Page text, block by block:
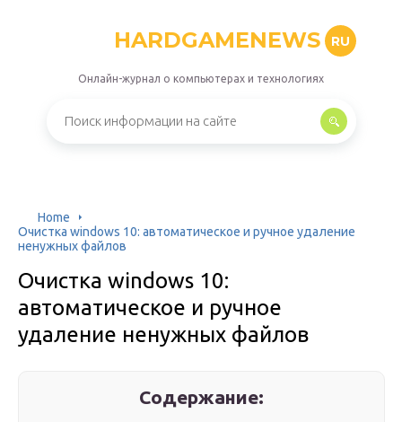
HARDGAMENEWS RU
Онлайн-журнал о компьютерах и технологиях
Home
Очистка windows 10: автоматическое и ручное удаление
ненужных файлов
Очистка windows 10:
автоматическое и ручное
удаление ненужных файлов
Содержание: